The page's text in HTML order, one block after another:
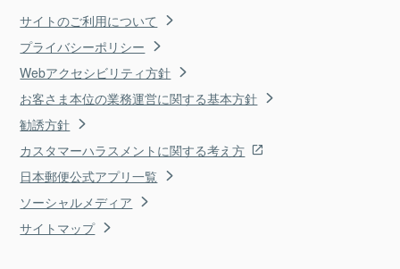
サイトのご利用について
プライバシーポリシー
Webアクセシビリティ方針
お客さま本位の業務運営に関する基本方針
勧誘方針
カスタマーハラスメントに関する考え方
日本郵便公式アプリ一覧
ソーシャルメディア
サイトマップ